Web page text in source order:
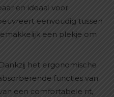
en ideaal voor
eenvoudig tussen
een plekje om
het ergonomische
functies van
een comfortabele rit,